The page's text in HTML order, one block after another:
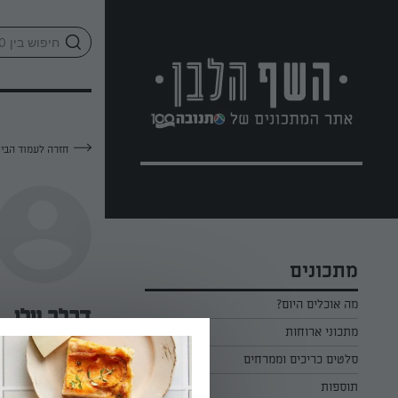
מתכונים
מה אוכלים היום?
מתכוני ארוחות
ארוחת בוקר
ארוחת צהריים
סלטים כריכים וממרחים
כל הסלטים כריכים וממרחים
תוספות
חזרה לעמוד
דקלה עלו
—